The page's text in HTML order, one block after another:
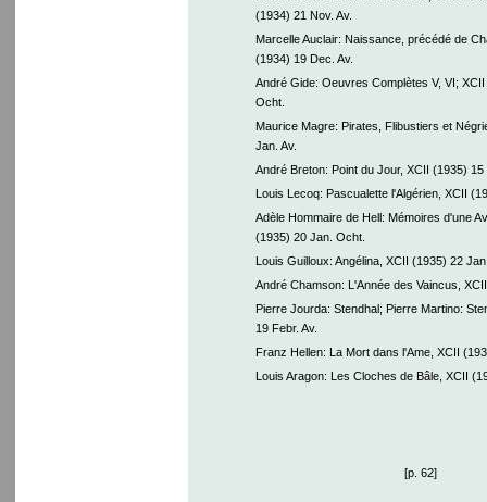
(1934) 21 Nov. Av.
Marcelle Auclair: Naissance, précédé de
(1934) 19 Dec. Av.
André Gide: Oeuvres Complètes V, VI;
Ocht.
Maurice Magre: Pirates, Flibustiers et
Jan. Av.
André Breton: Point du Jour, XCII (1935) 15
Louis Lecoq: Pascualette l'Algérien, XCII
Adèle Hommaire de Hell: Mémoires d'une
(1935) 20 Jan. Ocht.
Louis Guilloux: Angélina, XCII (1935) 22
André Chamson: L'Année des Vaincus,
Pierre Jourda: Stendhal; Pierre Martino:
19 Febr. Av.
Franz Hellen: La Mort dans l'Ame, XCII
Louis Aragon: Les Cloches de Bâle, XCII
[p. 62]